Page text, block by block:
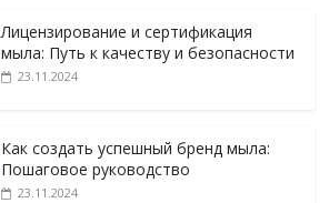
Лицензирование и сертификация
мыла: Путь к качеству и безопасности
23.11.2024
Как создать успешный бренд мыла:
Пошаговое руководство
23.11.2024